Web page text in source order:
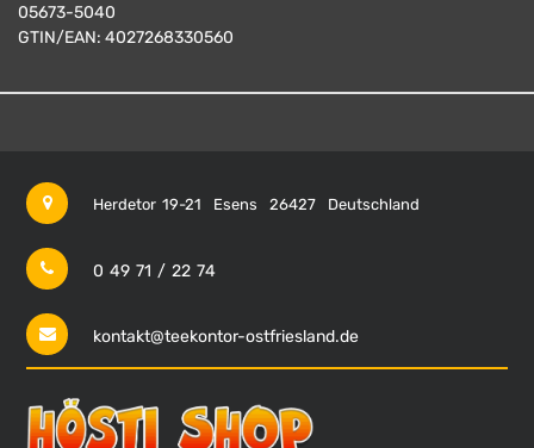
05673-5040
GTIN/EAN: 4027268330560
Herdetor 19-21 Esens 26427 Deutschland
0 49 71 / 22 74
kontakt@teekontor-ostfriesland.de